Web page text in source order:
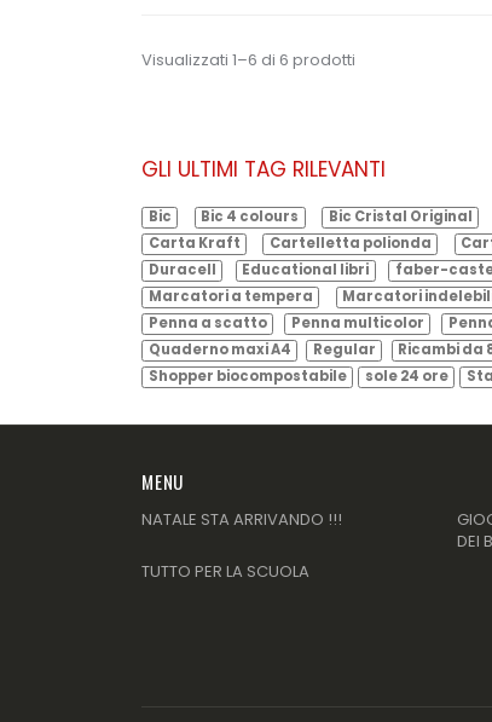
Visualizzati 1–6 di 6 prodotti
GLI ULTIMI TAG RILEVANTI
Bic Bic 4 colours Bic Cristal Original
Carta Kraft
Cartelletta polionda
Duracell
Educational libri faber-
Marcatori a tempera
Marcatori
Penna a scatto
Penna multicolor
Quaderno maxi A4
Regular Ricambi da
Shopper biocompostabile
sole 24 ore
MENU
NATALE STA ARRIVANDO !!!
DEI
TUTTO PER LA SCUOLA